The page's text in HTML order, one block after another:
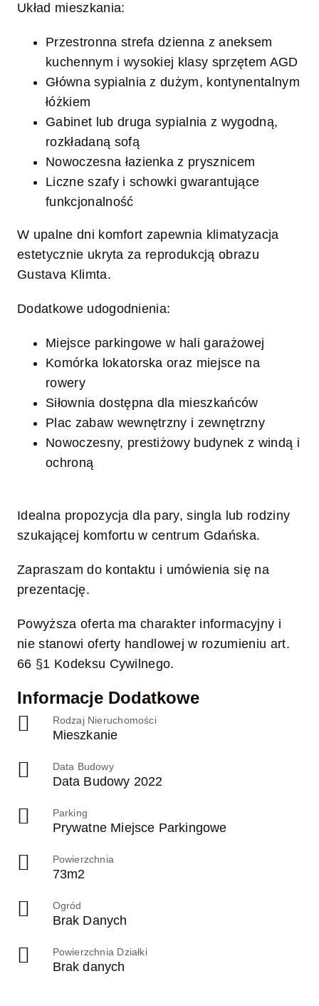
Układ mieszkania:
Przestronna strefa dzienna z aneksem
kuchennym i wysokiej klasy sprzętem AGD
Główna sypialnia z dużym, kontynentalnym
łóżkiem
Gabinet lub druga sypialnia z wygodną,
rozkładaną sofą
Nowoczesna łazienka z prysznicem
Liczne szafy i schowki gwarantujące
funkcjonalność
W upalne dni komfort zapewnia klimatyzacja
estetycznie ukryta za reprodukcją obrazu
Gustava Klimta.
Dodatkowe udogodnienia:
Miejsce parkingowe w hali garażowej
Komórka lokatorska oraz miejsce na
rowery
Siłownia dostępna dla mieszkańców
Plac zabaw wewnętrzny i zewnętrzny
Nowoczesny, prestiżowy budynek z windą i
ochroną
Idealna propozycja dla pary, singla lub rodziny
szukającej komfortu w centrum Gdańska.
Zapraszam do kontaktu i umówienia się na
prezentację.
Powyższa oferta ma charakter informacyjny i
nie stanowi oferty handlowej w rozumieniu art.
66 §1 Kodeksu Cywilnego.
Informacje Dodatkowe
Rodzaj Nieruchomości
Mieszkanie
Data Budowy
Data Budowy 2022
Parking
Prywatne Miejsce Parkingowe
Powierzchnia
73m2
Ogród
Brak Danych
Powierzchnia Działki
Brak danych